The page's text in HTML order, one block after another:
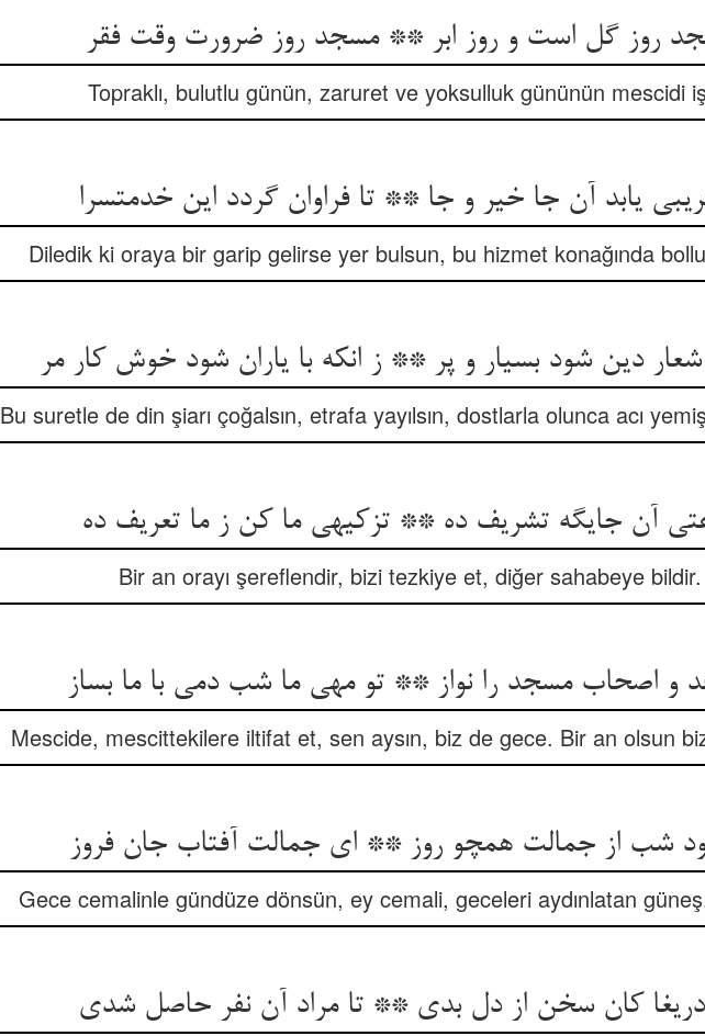
روز گل است و روز ابر ** مسجد روز ضرورت وقت فقر
Topraklı, bulutlu günün, zaruret ve yoksulluk gününün mescidi
یابد آن جا خیر و جا ** تا فراوان گردد این خدمت‏سرا
Diledik ki oraya bir garip gelirse yer bulsun, bu hizmet konağında
شعار دین شود بسیار و پر ** ز انکه با یاران شود خوش کار مر
Bu suretle de din şiarı çoğalsın, etrafa yayılsın, dostlarla olunca acı
آن جایگه تشریف ده ** تزکیه‏ی ما کن ز ما تعریف ده‏
Bir an orayı şereflendir, bizi tezkiye et, diğer sahabeye bildir.
و اصحاب مسجد را نواز ** تو مهی ما شب دمی با ما بساز
Mescide, mescittekilere iltifat et, sen aysın, biz de gece. Bir an olsun
شب از جمالت همچو روز ** ای جمالت آفتاب جان فروز
Gece cemalinle gündüze dönsün, ey cemali, geceleri aydınlatan
کان سخن از دل بدی ** تا مراد آن نفر حاصل شدی‏